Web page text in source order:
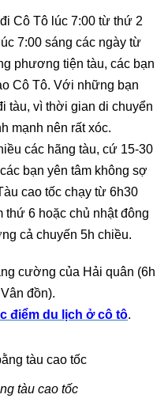
Cô Tô lúc 7:00 từ thứ 2
7:00 sáng các ngày từ
phương tiện tàu, các bạn
Cô Tô. Với những bạn
tàu, vì thời gian di chuyển
mạnh nên rất xóc.
các hãng tàu, cứ 15-30
bạn yên tâm không sợ
cao tốc chạy từ 6h30
thứ 6 hoặc chủ nhật đông
cả chuyến 5h chiều.
cường của Hải quân (6h
đồn).
điểm du lịch ở cô tô.
tàu cao tốc